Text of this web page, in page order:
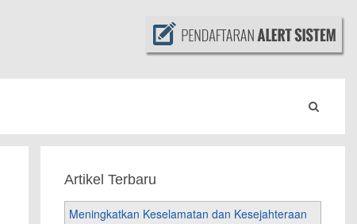
Artikel Terbaru
Meningkatkan Keselamatan dan Kesejahteraan